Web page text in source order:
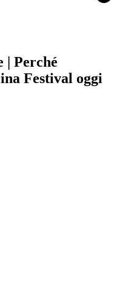
| Perché
Festival oggi